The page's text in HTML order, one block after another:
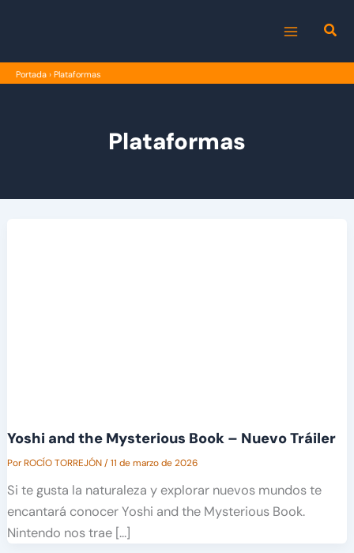
MENU
Portada › Plataformas
Plataformas
Yoshi and the Mysterious Book – Nuevo Tráiler
PorROCÍO TORREJÓN/11 de marzo de 2026
Si te gusta la naturaleza y explorar nuevos mundos te
encantará conocer Yoshi and the Mysterious Book.
Nintendo nos trae […]